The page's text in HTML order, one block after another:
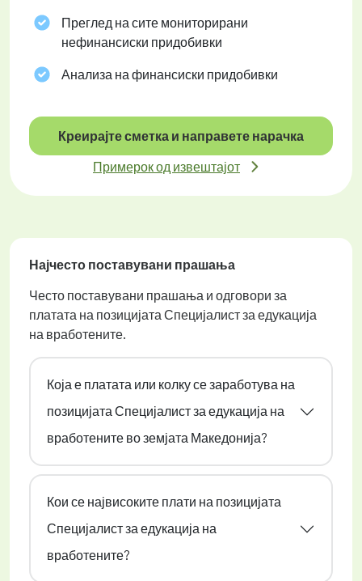
Преглед на сите мониторирани
нефинансиски придобивки
Анализа на финансиски придобивки
Креирајте сметка и направете нарачка
Примерок од извештајот
Најчесто поставувани прашања
Често поставувани прашања и одговори за
платата на позицијата Специјалист за едукација
на вработените.
Која е платата или колку се заработува на
позицијата Специјалист за едукација на
вработените во земјата Македонија?
Кои се највисоките плати на позицијата
Специјалист за едукација на
вработените?